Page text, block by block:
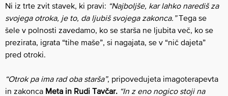
Ni iz trte zvit stavek, ki pravi: “Najboljše, kar lahko narediš za
svojega otroka, je to, da ljubiš svojega zakonca.”Tega se
šele v polnosti zavedamo, ko se starša ne ljubita več, ko se
prezirata, igrata “tihe maše”, si nagajata, se v “nič dajeta”
pred otroki.
“Otrok pa ima rad oba starša”, pripovedujeta imagoterapevta
in zakonca Meta in Rudi Tavčar. “In z eno nogico stoji na